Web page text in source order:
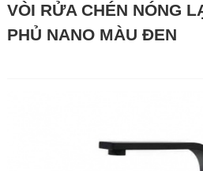
VÒI RỬA CHÉN NÓNG
PHỦ NANO MÀU ĐEN